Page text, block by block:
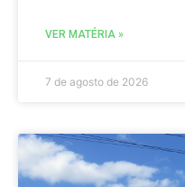
VER MATÉRIA »
7 de agosto de 2026